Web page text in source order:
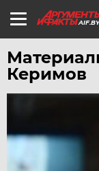
AIF.BY
Керимов